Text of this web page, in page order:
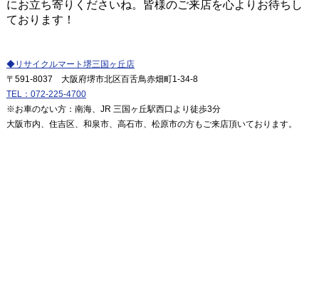
にお立ち寄りくださいね。皆様のご来店を心よりお待ちし
ております！
◆リサイクルマート堺三国ヶ丘店
〒591-8037 大阪府堺市北区百舌鳥赤畑町1-34-8
TEL：072-225-4700
※お車のない方：南海、JR 三国ヶ丘駅西口より徒歩3分
大阪市内、住吉区、和泉市、高石市、松原市の方もご来店頂いております。